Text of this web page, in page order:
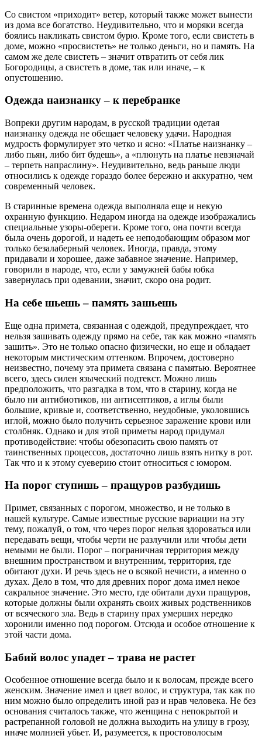
Со свистом «приходит» ветер, который также может вынести
из дома все богатство. Неудивительно, что и моряки всегда
боялись накликать свистом бурю. Кроме того, если свистеть в
доме, можно «просвистеть» не только деньги, но и память. На
самом же деле свистеть – значит отвратить от себя лик
Богородицы, а свистеть в доме, так или иначе, – к
опустошению.
Одежда наизнанку – к перебранке
Вопреки другим народам, в русской традиции одетая
наизнанку одежда не обещает человеку удачи. Народная
мудрость формулирует это четко и ясно: «Платье наизнанку –
либо пьян, либо бит будешь», а «плюнуть на платье невзначай
– терпеть напраслину». Неудивительно, ведь раньше люди
относились к одежде гораздо более бережно и аккуратно, чем
современный человек.
В старинные времена одежда выполняла еще и некую
охранную функцию. Недаром иногда на одежде изображались
специальные узоры-обереги. Кроме того, она почти всегда
была очень дорогой, и надеть ее неподобающим образом мог
только безалаберный человек. Иногда, правда, этому
придавали и хорошее, даже забавное значение. Например,
говорили в народе, что, если у замужней бабы юбка
завернулась при одевании, значит, скоро она родит.
На себе шьешь – память зашьешь
Еще одна примета, связанная с одеждой, предупреждает, что
нельзя зашивать одежду прямо на себе, так как можно «память
зашить». Это не только опасно физически, но еще и обладает
некоторым мистическим оттенком. Впрочем, достоверно
неизвестно, почему эта примета связана с памятью. Вероятнее
всего, здесь силен языческий подтекст. Можно лишь
предположить, что разгадка в том, что в старину, когда не
было ни антибиотиков, ни антисептиков, а иглы были
большие, кривые и, соответственно, неудобные, уколовшись
иглой, можно было получить серьезное заражение крови или
столбняк. Однако и для этой приметы народ придумал
противодействие: чтобы обезопасить свою память от
таинственных процессов, достаточно лишь взять нитку в рот.
Так что и к этому суеверию стоит относиться с юмором.
На порог ступишь – пращуров разбудишь
Примет, связанных с порогом, множество, и не только в
нашей культуре. Самые известные русские вариации на эту
тему, пожалуй, о том, что через порог нельзя здороваться или
передавать вещи, чтобы черти не разлучили или чтобы дети
немыми не были. Порог – пограничная территория между
внешним пространством и внутренним, территория, где
обитают духи. И речь здесь не о всякой нечисти, а именно о
духах. Дело в том, что для древних порог дома имел некое
сакральное значение. Это место, где обитали духи пращуров,
которые должны были охранять своих живых родственников
от всяческого зла. Ведь в старину прах умерших нередко
хоронили именно под порогом. Отсюда и особое отношение к
этой части дома.
Бабий волос упадет – трава не растет
Особенное отношение всегда было и к волосам, прежде всего
женским. Значение имел и цвет волос, и структура, так как по
ним можно было определить иной раз и нрав человека. Не без
основания считалось также, что женщина с непокрытой и
растрепанной головой не должна выходить на улицу в грозу,
иначе молнией убьет. И, разумеется, к простоволосым